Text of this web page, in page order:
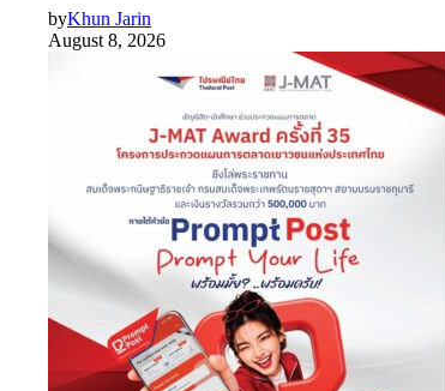
byKhun Jarin
August 8, 2026